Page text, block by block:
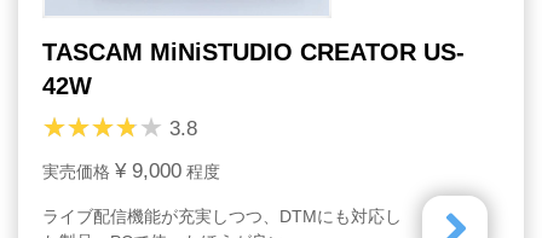
TASCAM MiNiSTUDIO CREATOR US-
42W
3.8
実売価格 ¥ 9,000 程度
ライブ配信機能が充実しつつ、DTMにも対応し